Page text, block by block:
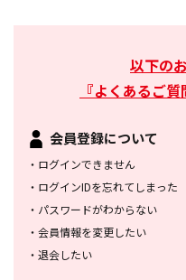
以下の
『よくあるご
会員登録について
・ ログインできません
・ ログインIDを忘れてしまった
・ パスワードがわからない
・ 会員情報を変更したい
・ 退会したい